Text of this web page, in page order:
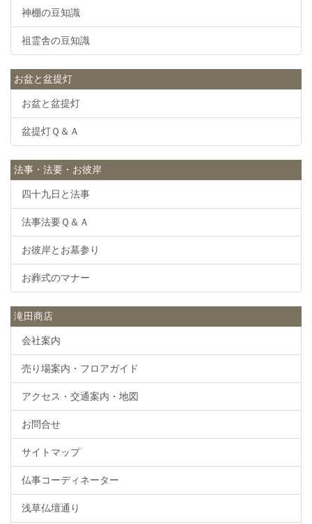
神棚の豆知識
祖霊舎の豆知識
お盆と盆提灯
お盆と盆提灯
盆提灯Ｑ＆Ａ
法事・法要・お彼岸
四十九日と法事
法事法要Ｑ＆Ａ
お彼岸とお墓参り
お葬式のマナー
滝田商店
会社案内
売り場案内・フロアガイド
アクセス・交通案内・地図
お問合せ
サイトマップ
仏事コーディネーター
浅草仏壇通り